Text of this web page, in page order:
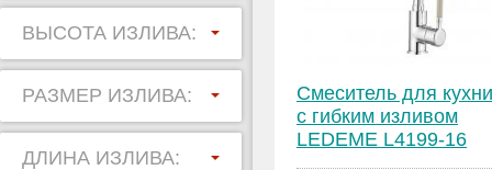
ВЫСОТА ИЗЛИВА:
РАЗМЕР ИЗЛИВА:
ДЛИНА ИЗЛИВА:
Смеситель для кухни
с гибким изливом
LEDEME L4199-16